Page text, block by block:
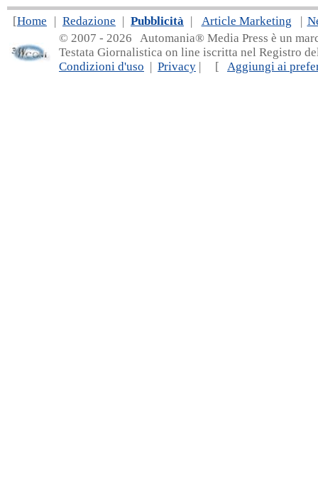
[Home | Redazione | Pubblicità | Article Marketing |
© 2007 - 2026 Automania® Media Press è un
Testata Giornalistica on line iscritta nel Registro
Condizioni d'uso | Privacy | [ Aggiungi ai